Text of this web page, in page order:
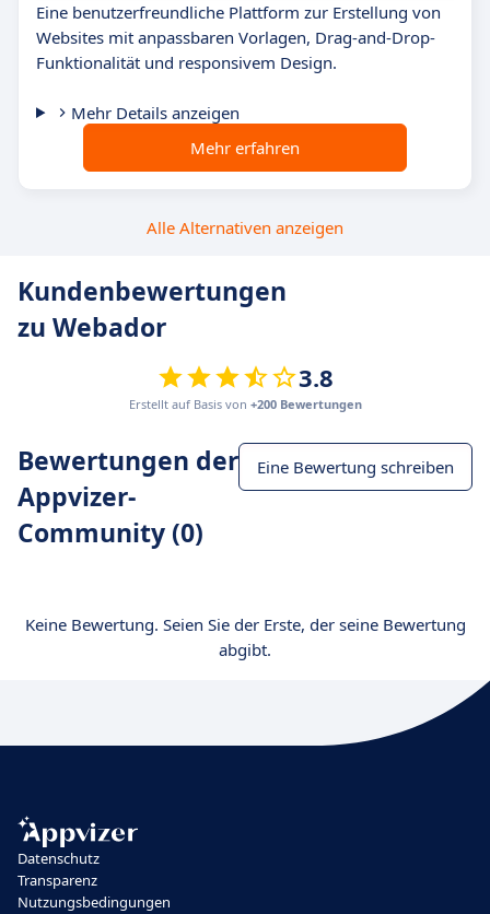
Eine benutzerfreundliche Plattform zur Erstellung von
Websites mit anpassbaren Vorlagen, Drag-and-Drop-
Funktionalität und responsivem Design.
Mehr Details anzeigen
Mehr erfahren
Alle Alternativen anzeigen
Kundenbewertungen
zu Webador
3.8
Erstellt auf Basis von +200 Bewertungen
Bewertungen der
Appvizer-
Community (0)
Eine Bewertung schreiben
Keine Bewertung. Seien Sie der Erste, der seine Bewertung
abgibt.
Datenschutz
Transparenz
Nutzungsbedingungen